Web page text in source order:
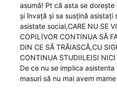
asumă! Pt că asta se
și învață și sa susțină asistați
asistate social,CARE NU SE
COPIL(VOR CONTINUA SĂ
DIN CE SĂ TRĂIASCĂ,CU
CONTINUA STUDIILE)SI
De ce nu se implica
masuri să nu mai avem